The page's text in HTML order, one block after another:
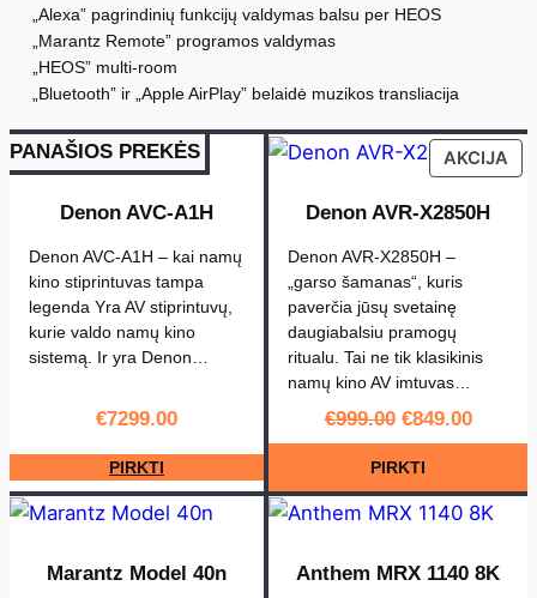
0
0
0
.
i
:
a
a
t
z
C
i
n
e
a
5
„Alexa” pagrindinių funkcijų valdymas balsu per HEOS
„Marantz Remote” programos valdymas
„HEOS” multi-room
„Bluetooth” ir „Apple AirPlay” belaidė muzikos transliacija
PANAŠIOS PREKĖS
Denon AVC-A1H
Denon AVC-A1H – kai namų
kino stiprintuvas tampa
legenda Yra AV stiprintuvų,
kurie valdo namų kino
sistemą. Ir yra Denon…
€7299.00
PIRKTI
AKCIJA
ON
Denon AVR-X2850H
Denon AVR-X2850H –
„garso šamanas“, kuris
paverčia jūsų svetainę
daugiabalsiu pramogų
ritualu. Tai ne tik klasikinis
namų kino AV imtuvas…
€999.00 Original
price
was:
€999.00.
€849.00price
is:
PIRKTI
Marantz Model 40n Anthem MRX 1140 8K